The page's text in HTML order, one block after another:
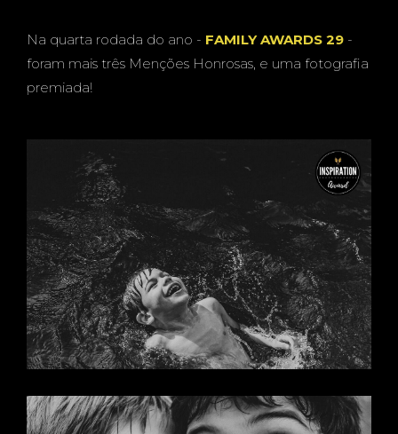
Na quarta rodada do ano - FAMILY AWARDS 29 -
foram mais três Menções Honrosas, e uma fotografia
premiada!